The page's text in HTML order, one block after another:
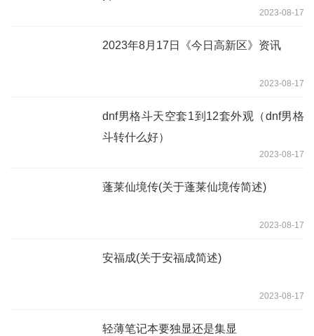
2023-08-17
2023年8月17日《今日高新区》资讯
2023-08-17
dnf男格斗天空套1到12套外观（dnf男格
斗转什么好）
2023-08-17
蓬莱仙境传(关于蓬莱仙境传简述)
2023-08-17
安福成(关于安福成简述)
2023-08-17
轻薄笔记本要独显还是集显